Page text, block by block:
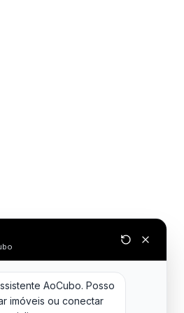
AoCubo. Posso
imóveis ou conectar